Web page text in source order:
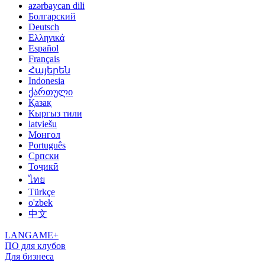
azərbaycan dili
Болгарский
Deutsch
Ελληνικά
Español
Français
Հայերեն
Indonesia
ქართული
Қазақ
Кыргыз тили
latviešu
Монгол
Português
Српски
Тоҷикӣ
ไทย
Türkçe
o'zbek
中文
LANGAME+
ПО для клубов
Для бизнеса